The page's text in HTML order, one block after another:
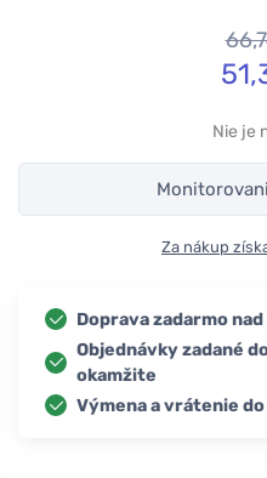
Nie je
Za nákup
Doprava zadarmo nad
Objednávky zadané
okamžite
Výmena a vrátenie